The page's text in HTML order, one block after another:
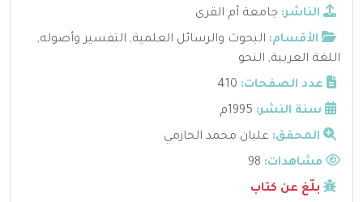
الناشر: جامعة أم القرى
الأقسام: البحوث والرسائل العلمية, التفسير وأصوله,
اللغة العربية, النحو
عدد الصفحات: 410
سنة النشر: 1995م
المحقق: عليان محمد الحازمي
مشاهدات:
بلّغ عن كتاب